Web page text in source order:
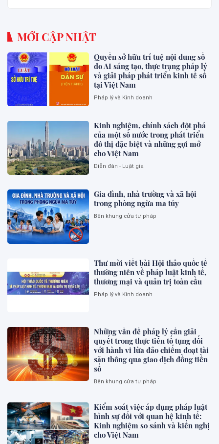
MỚI CẬP NHẬT
Quyền sở hữu trí tuệ nội dung số
do AI sáng tạo, thực trạng pháp lý
và giải pháp phát triển kinh tế số
tại Việt Nam
Pháp lý và Kinh doanh
Kinh nghiệm, chính sách đột phá
của một số nước trong phát triển
đô thị đặc biệt và những gợi mở
cho Việt Nam
Diễn đàn - Luật gia
Gia đình, nhà trường và xã hội
trong phòng ngừa ma túy
Bên khung cửa tư pháp
Thư mời viết bài Hội thảo quốc tế
thường niên về pháp luật kinh tế,
thương mại và quản trị toàn cầu
Pháp lý và Kinh doanh
Những vấn đề pháp lý cần giải
quyết trong thực tiễn tố tụng đối
với hành vi lừa đảo chiếm đoạt tài
sản thông qua giao dịch đồng tiền
số
Bên khung cửa tư pháp
Kiểm soát việc áp dụng pháp luật
hình sự đối với quan hệ kinh tế:
Kinh nghiệm so sánh và kiến nghị
cho Việt Nam